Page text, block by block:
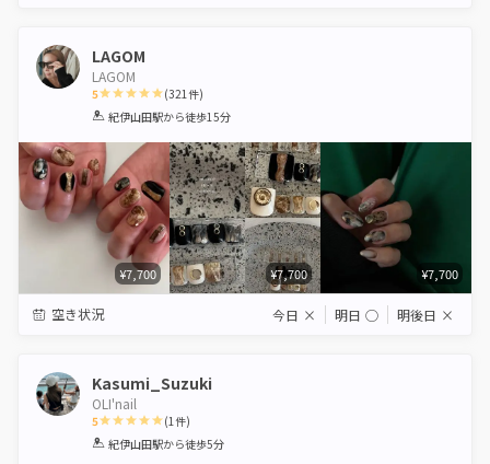
LAGOM
LAGOM
5
1 2 3 4 5
(321件)
紀伊山田駅から徒歩15分
¥7,700 ¥7,700 ¥7,700
空き状況 今日 × 明日 ◯ 明後日 ×
Kasumi_Suzuki
OLI'nail
5
1 2 3 4 5
(1件)
紀伊山田駅から徒歩5分